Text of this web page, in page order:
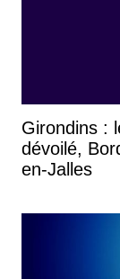
Girondins :
dévoilé,
en-Jalles